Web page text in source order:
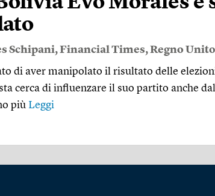
Schipani,Financial Times,Regno Unito
di aver manipolato il risultato delle
cerca di influenzare il suo partito anche
più Leggi